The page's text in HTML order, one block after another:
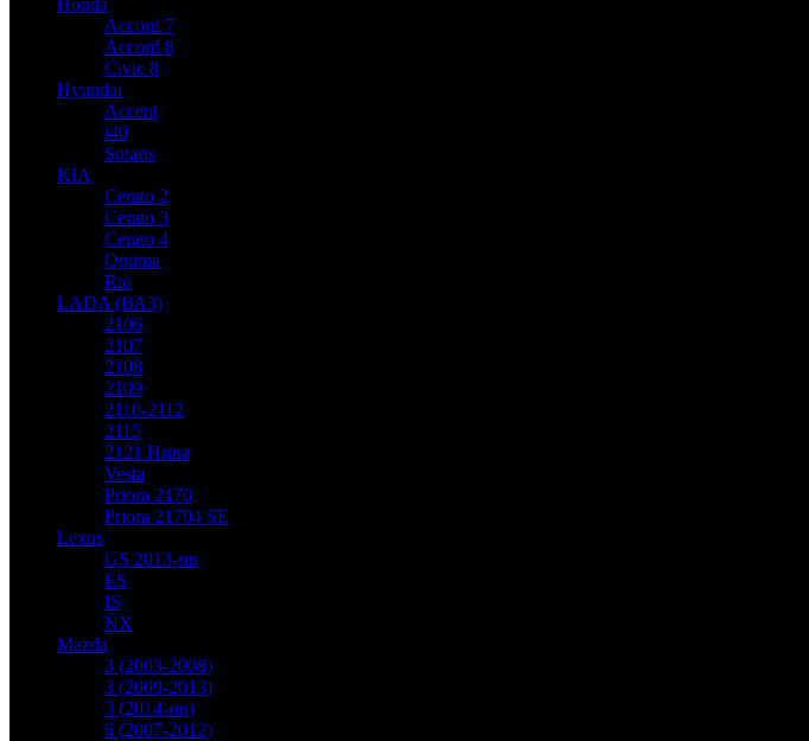
Honda
Accord 7
Accord 8
Civic 8
Hyundai
Accent
i40
Solaris
KIA
Cerato 2
Cerato 3
Cerato 4
Optima
Rio
LADA (ВАЗ)
2106
2107
2108
2109
2110-2112
2115
2121 Нива
Vesta
Priora 2170
Priora 21704 SE
Lexus
GS 2013-нв
ES
IS
NX
Mazda
3 (2003-2008)
3 (2009-2013)
3 (2014-нв)
6 (2007-2012)